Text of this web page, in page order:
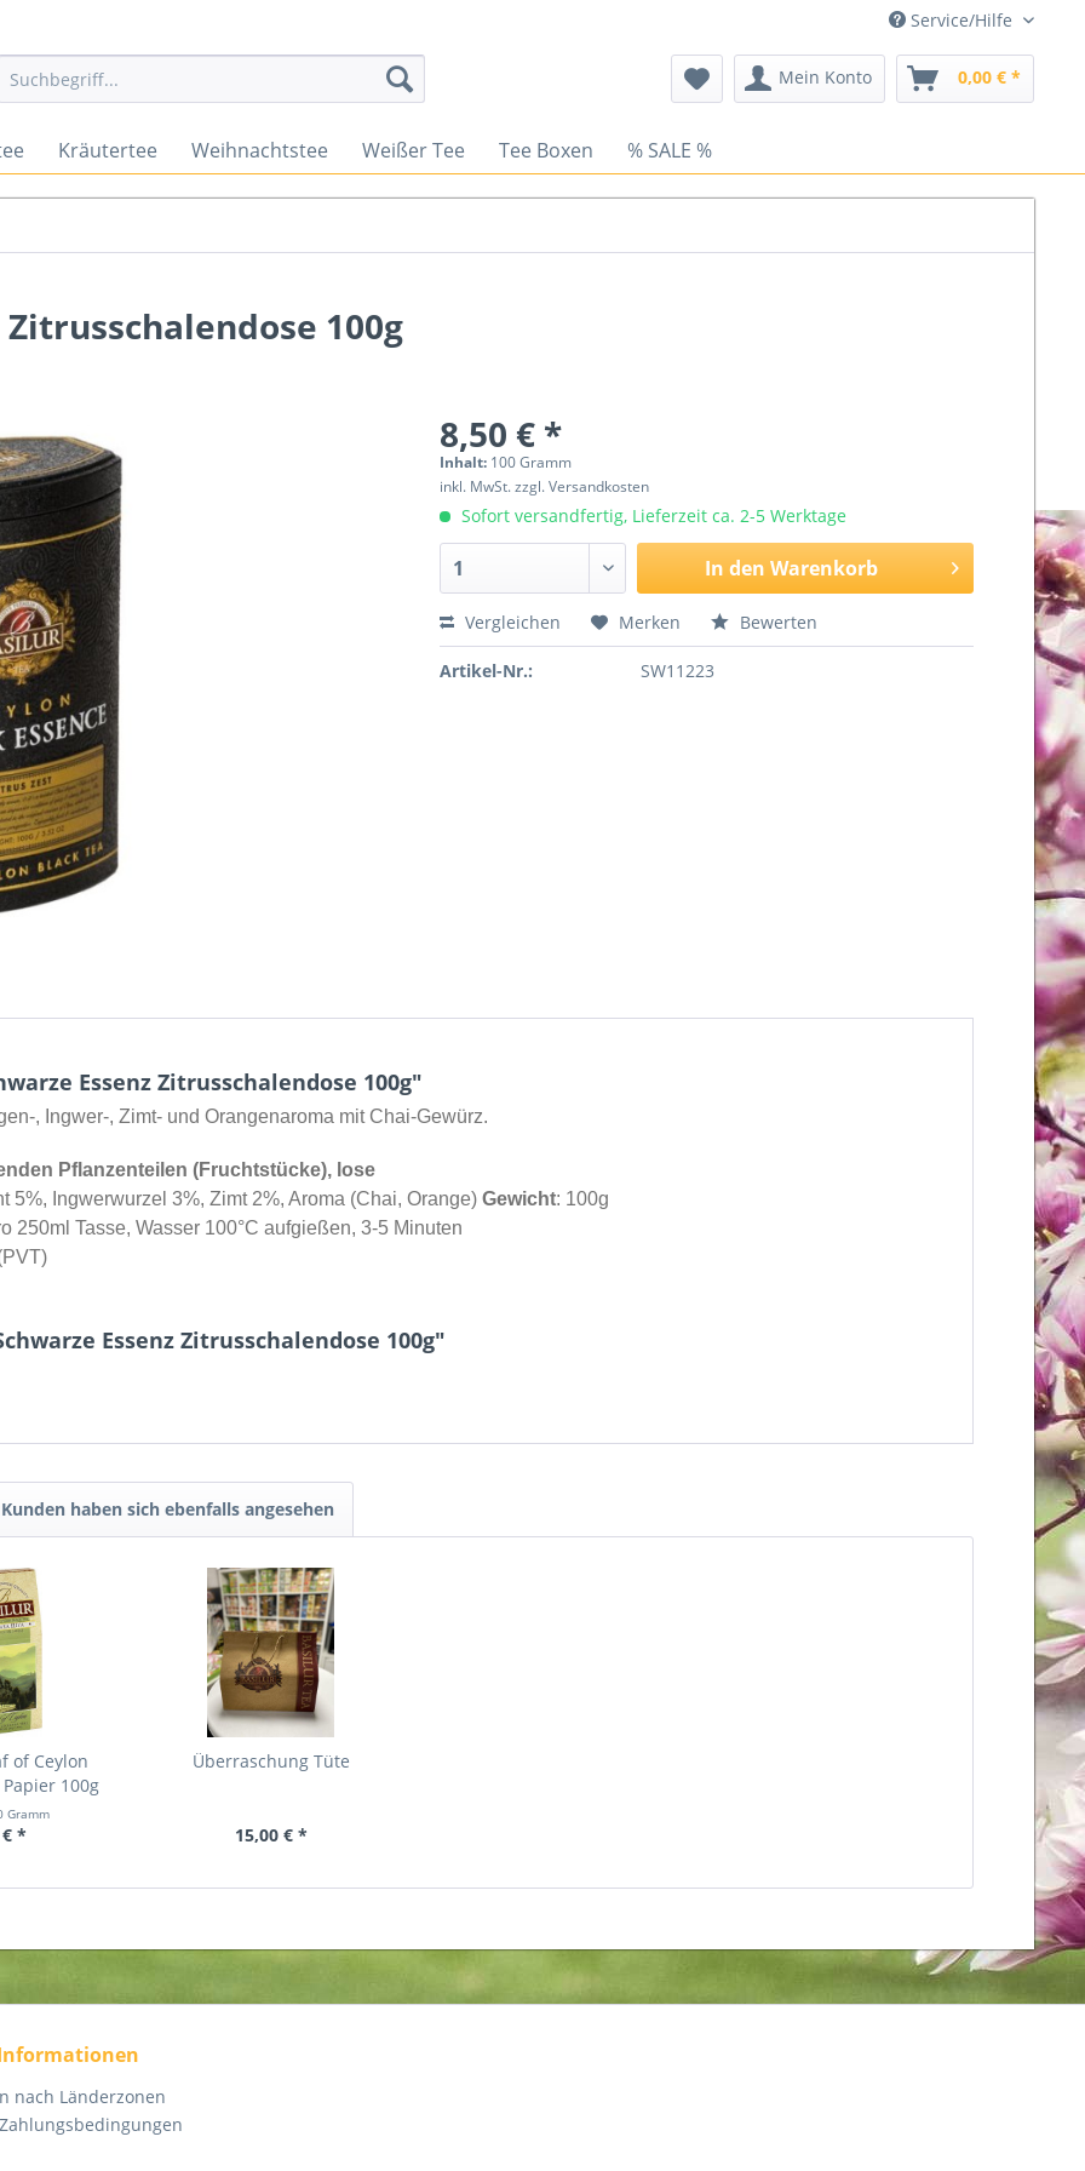
Service/Hilfe
Mein Konto 0,00 € *
Kräutertee Weihnachtstee Weißer Tee Tee Boxen % SALE %
Zitrusschalendose 100g
8,50 € *
Inhalt: 100 Gramm
inkl. MwSt.zzgl. Versandkosten
Sofort versandfertig, Lieferzeit ca. 2-5 Werktage
In den Warenkorb
Vergleichen Merken Bewerten
Artikel-Nr.: SW11223
Essenz Zitrusschalendose 100g"
, Ingwer-, Zimt- und Orangenaroma mit Chai-Gewürz.
Pflanzenteilen (Fruchtstücke), lose
5%, Ingwerwurzel 3%, Zimt 2%, Aroma (Chai, Orange) Gewicht: 100g
250ml Tasse, Wasser 100°C aufgießen, 3-5 Minuten
Essenz Zitrusschalendose 100g"
Kunden haben sich ebenfalls angesehen
of Ceylon
100g
Gramm
*
Überraschung Tüte
15,00 € *
nach Länderzonen